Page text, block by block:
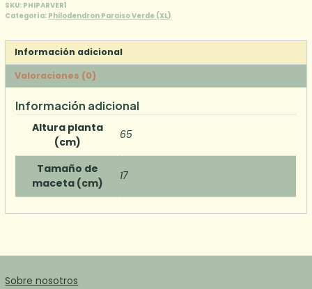
SKU: PHIPARVER1
Categoría: Philodendron Paraiso Verde (XL)
Información adicional
Valoraciones (0)
Información adicional
Altura planta
(cm)
65
Tamaño de
maceta (cm)
17
Sobre nosotros